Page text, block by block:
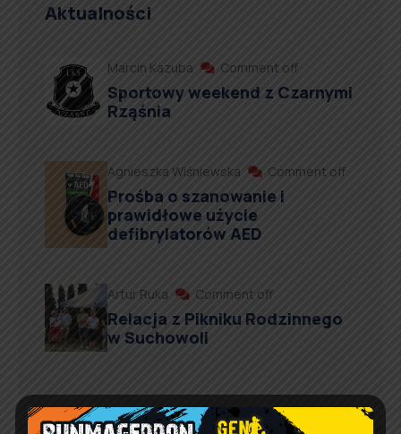
Aktualności
Marcin Kazuba Comment off
Sportowy weekend z Czarnymi
Rząśnia
Agnieszka Wiśniewska Comment off
Prośba o szanowanie i
prawidłowe użycie
defibrylatorów AED
Artur Ruka Comment off
Relacja z Pikniku Rodzinnego
w Suchowoli